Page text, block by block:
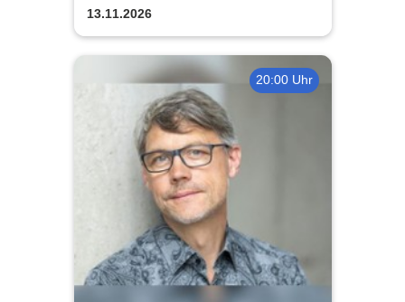
in der Kulturfabrik Krawatte
Krawatte
13.11.2026
20:00 Uhr